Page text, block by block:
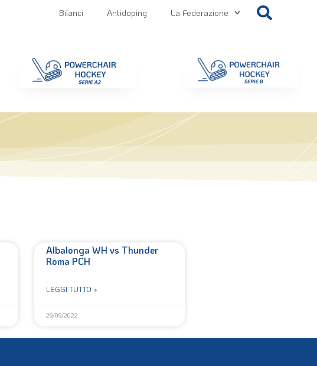
Bilanci
Antidoping La Federazione
Albalonga WH vs Thunder
Roma PCH
LEGGI TUTTO »
29/09/2022